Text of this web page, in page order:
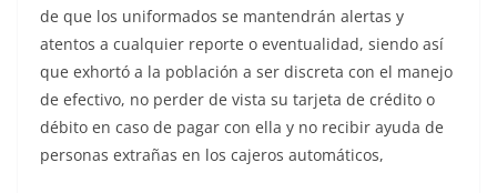
de que los uniformados se mantendrán alertas y
atentos a cualquier reporte o eventualidad, siendo así
que exhortó a la población a ser discreta con el manejo
de efectivo, no perder de vista su tarjeta de crédito o
débito en caso de pagar con ella y no recibir ayuda de
personas extrañas en los cajeros automáticos,